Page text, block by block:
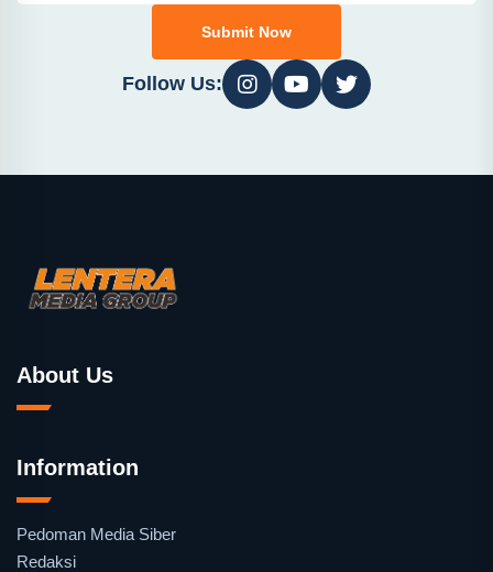
Submit Now
Follow Us:
About Us
Information
Pedoman Media Siber
Redaksi